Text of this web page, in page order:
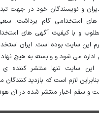
و نویسندگان خود در جهت
های استخدامی گام برداشت.
مطلوب و با کیفیت آگهی های
این سایت بوده است. ایران
می شود و وابسته به هیچ نهاد
این سایت تنها منتشر کننده
لازم است که بازدید
سقم اخبار منتشر شده در آن